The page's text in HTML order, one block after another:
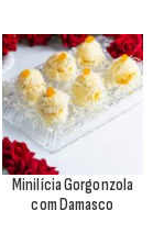
Minilícia Gorgonzola
com Damasco